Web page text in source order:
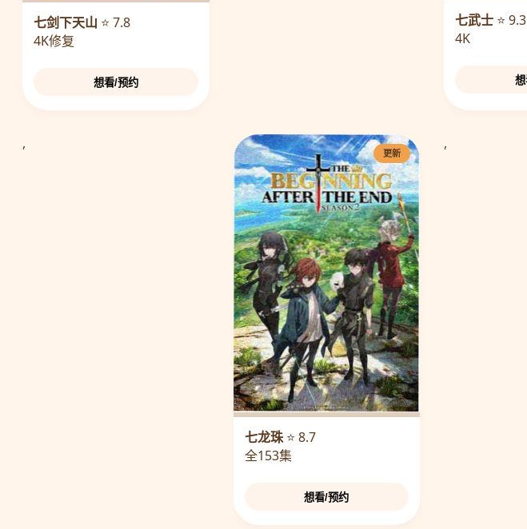
七剑下天山 ⭐ 7.8
4K修复
想看/预约
七武士 ⭐ 9.3
4K
,
更新
七龙珠⭐ 8.7
全153集
想看/预约
,